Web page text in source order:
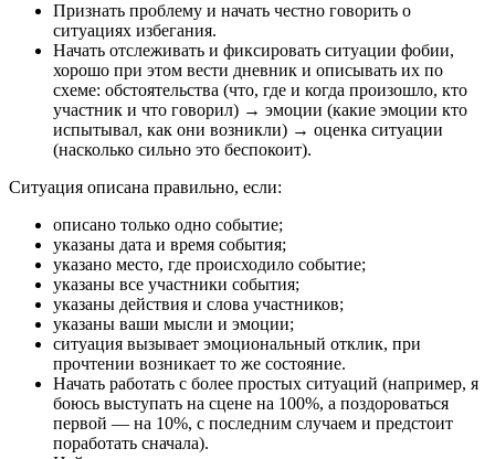
Признать проблему и начать честно говорить о
ситуациях избегания.
Начать отслеживать и фиксировать ситуации фобии,
хорошо при этом вести дневник и описывать их по
схеме: обстоятельства (что, где и когда произошло, кто
участник и что говорил) → эмоции (какие эмоции кто
испытывал, как они возникли) → оценка ситуации
(насколько сильно это беспокоит).
Ситуация описана правильно, если:
описано только одно событие;
указаны дата и время события;
указано место, где происходило событие;
указаны все участники события;
указаны действия и слова участников;
указаны ваши мысли и эмоции;
ситуация вызывает эмоциональный отклик, при
прочтении возникает то же состояние.
Начать работать с более простых ситуаций (например, я
боюсь выступать на сцене на 100%, а поздороваться
первой — на 10%, с последним случаем и предстоит
поработать сначала).